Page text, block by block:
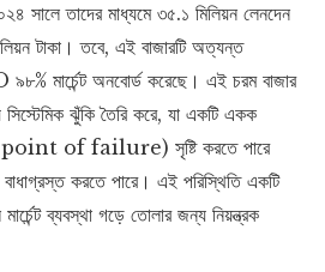
সালে তাদের মাধ্যমে ৩৫.১ মিলিয়ন লেনদেন
টাকা। তবে, এই বাজারটি অত্যন্ত
মার্চেন্ট অনবোর্ড করেছে। এই চরম বাজার
ঝুঁকি তৈরি করে, যা একটি একক
point of failure) সৃষ্টি করতে পারে
করতে পারে। এই পরিস্থিতি একটি
ব্যবস্থা গড়ে তোলার জন্য নিয়ন্ত্রক